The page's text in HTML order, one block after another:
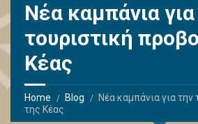
Νέα καμπάνια
τουριστική
Κέας
Home Blog
Νέα καμπάνια για
της Κέας